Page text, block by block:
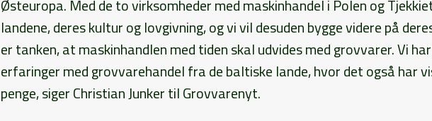
Østeuropa. Med de to virksomheder med maskinhandel i Polen og
landene, deres kultur og lovgivning, og vi vil desuden bygge videre på
er tanken, at maskinhandlen med tiden skal udvides med grovvarer. Vi
erfaringer med grovvarehandel fra de baltiske lande, hvor det også har
penge, siger Christian Junker til Grovvarenyt.